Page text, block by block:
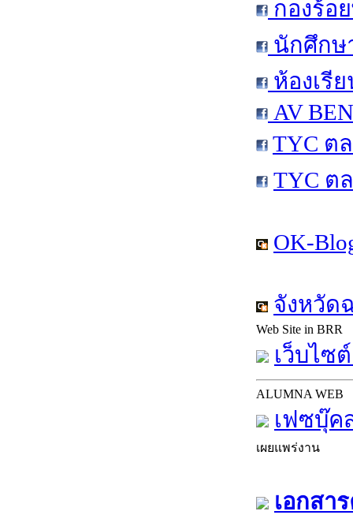
กองร้อ
นักศึกษ
ห้องเรี
AV
TYC ต
TYC ต
OK-
จังหวัด
Web Site in BRR
เว็บไซ
ALUMNA WEB
เฟซบุ๊ค
เผยแพร่งาน
เอกสา